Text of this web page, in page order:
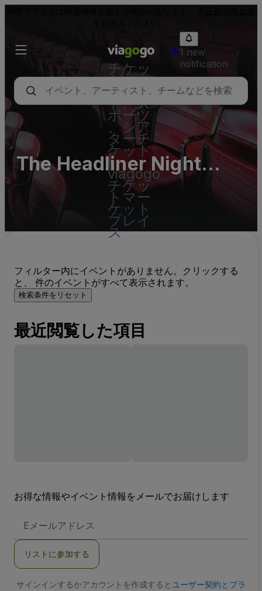
チケッ
ト - コ
ンサー
ト、ス
ポーツ
、シア
ターチ
ケット
|
viagogo
チケッ
トマー
ケット
プレイ
ス
1 new
notification
The Headliner Night
Club Parking Lots
フィルター内にイベントがありません。クリックする
と、 件のイベントがすべて表示されます。
検索条件をリセット
最近閲覧した項目
お得な情報やイベント情報をメールでお届けします
メ
ア
ス
リストに参加する
サインインするかアカウントを作成すると ユーザー契約と プラ